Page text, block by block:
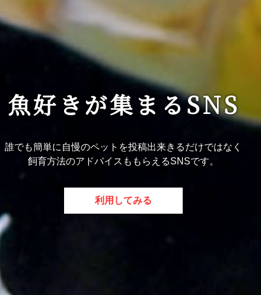
魚好きが集まるSNS
誰でも簡単に自慢のペットを投稿出来きるだけではなく
飼育方法のアドバイスももらえるSNSです。
利用してみる